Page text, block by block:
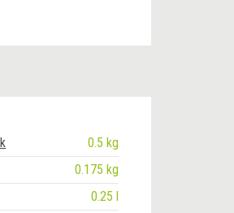
0.5 kg
0.175 kg
0.25 l